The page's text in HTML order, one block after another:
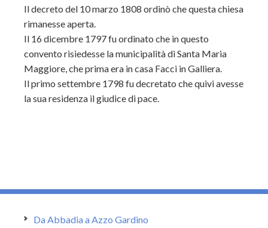
Il decreto del 10 marzo 1808 ordinò che questa chiesa
rimanesse aperta.
Il 16 dicembre 1797 fu ordinato che in questo
convento risiedesse la municipalità di Santa Maria
Maggiore, che prima era in casa Facci in Galliera.
Il primo settembre 1798 fu decretato che quivi avesse
la sua residenza il giudice di pace.
Da Abbadia a Azzo Gardino